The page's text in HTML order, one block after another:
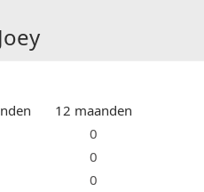
12 maanden
0
0
0